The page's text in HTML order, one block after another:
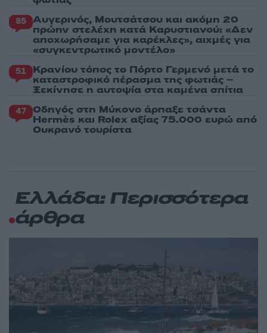
85 Αυγερινός, Μουτσάτσου και ακόμη 20
πρώην στελέχη κατά Καρυστιανού: «Δεν
αποχωρήσαμε για καρέκλες», αιχμές για
«συγκεντρωτικό μοντέλο»
51 Κρανίου τόπος το Πόρτο Γερμενό μετά το
καταστροφικό πέρασμα της φωτιάς –
Ξεκίνησε η αυτοψία στα καμένα σπίτια
47 Οδηγός στη Μύκονο άρπαξε τσάντα
Hermès και Rolex αξίας 75.000 ευρώ από
Ουκρανό τουρίστα
Ελλάδα: Περισσότερα
άρθρα